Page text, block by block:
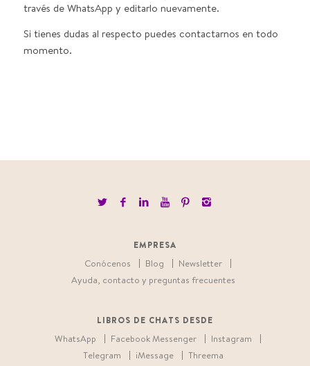
través de WhatsApp y editarlo nuevamente.
Si tienes dudas al respecto puedes contactarnos en todo
momento.
EMPRESA
Conócenos Blog
Newsletter
Ayuda, contacto y preguntas frecuentes
LIBROS DE CHATS DESDE
WhatsApp Facebook Messenger
Instagram
Telegram
iMessage Threema